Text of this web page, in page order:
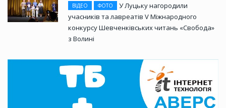
ВІДЕО
ФОТО
У Луцьку нагородили
учасників та лавреатів V Міжнародного
конкурсу Шевченківських читань «Свобода»
з Волині